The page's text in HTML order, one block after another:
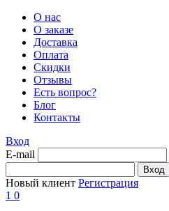
О нас
О заказе
Доставка
Оплата
Скидки
Отзывы
Есть вопрос?
Блог
Контакты
Вход
E-mail
Новый клиент Регистрация
1 0